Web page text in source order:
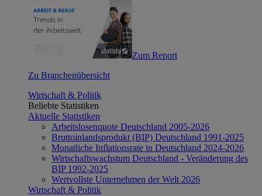
Zum Report
Zu Branchenübersicht
Wirtschaft & Politik
Beliebte Statistiken
Aktuelle Statistiken
Arbeitslosenquote Deutschland 2005-2026
Bruttoinlandsprodukt (BIP) Deutschland 1991-2025
Monatliche Inflationsrate in Deutschland 2024-2026
Wirtschaftswachstum Deutschland - Veränderung des
BIP 1992-2025
Wertvollste Unternehmen der Welt 2026
Wirtschaft & Politik